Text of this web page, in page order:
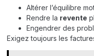
Altérer l’équilibre
Rendre la revente
Engendrer des
Exigez toujours les